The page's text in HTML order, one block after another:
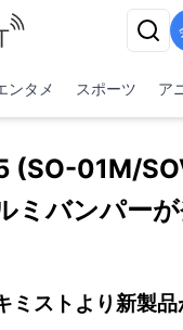
ンタメ スポーツ ア
(SO-01M/
ミバンパーが
ミストより新製